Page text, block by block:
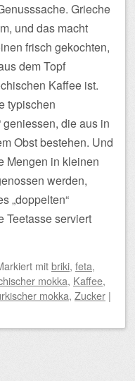
Grieche
und das macht
frisch gekochten,
dem Topf
Kaffee ist.
typischen
die aus in
Obst bestehen. Und
Mengen in kleinen
werden,
„doppelten“
Teetasse serviert
mitbriki, feta,
mokka, Kaffee,
mokka, Zucker |